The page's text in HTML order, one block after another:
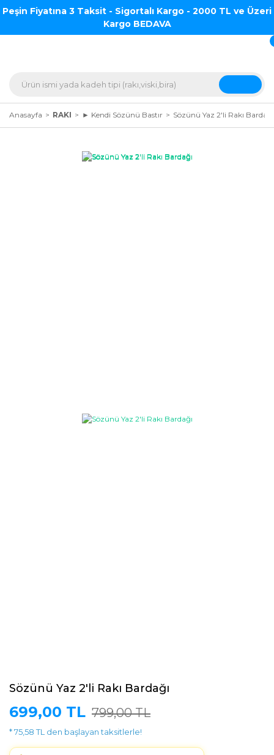
Peşin Fiyatına 3 Taksit - Sigortalı Kargo - 2000 TL ve Üzeri
Kargo BEDAVA
Anasayfa RAKI ► Kendi Sözünü Bastır Sözünü Yaz 2'li Rakı Bardağı
Sözünü Yaz 2'li Rakı Bardağı
699,00 TL 799,00 TL
* 75,58 TL den başlayan taksitlerle!